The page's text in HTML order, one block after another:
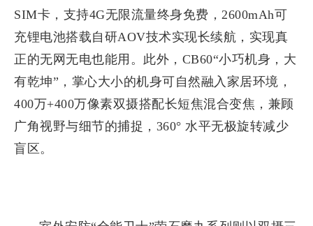
SIM卡，支持4G无限流量终身免费，2600mAh可
充锂电池搭载自研AOV技术实现长续航，实现真
正的无网无电也能用。此外，CB60“小巧机身，大
有乾坤”，掌心大小的机身可自然融入家居环境，
400万+400万像素双摄搭配长短焦混合变焦，兼顾
广角视野与细节的捕捉，360° 水平无极旋转减少
盲区。